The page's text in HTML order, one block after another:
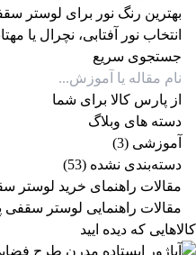
بهترین رنگ نور برای لوستر
انتخاب نور آفتابی، نچرال یا
جستجوی سریع
از پارس کالا برای شما
دسته های وبلاگ
آموزشی (3)
دسته‌بندی نشده (53)
مقالات راهنمای خرید لوستر
مقالات راهنمایی لوستر
کالاهایی که دیده ایید